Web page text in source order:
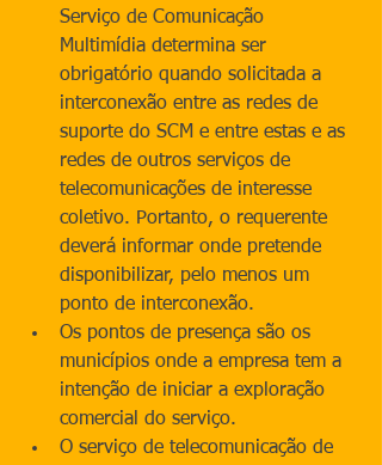
Serviço de Comunicação
Multimídia determina ser
obrigatório quando solicitada a
interconexão entre as redes de
suporte do SCM e entre estas e as
redes de outros serviços de
telecomunicações de interesse
coletivo. Portanto, o requerente
deverá informar onde pretende
disponibilizar, pelo menos um
ponto de interconexão.
Os pontos de presença são os
municípios onde a empresa tem a
intenção de iniciar a exploração
comercial do serviço.
O serviço de telecomunicação de